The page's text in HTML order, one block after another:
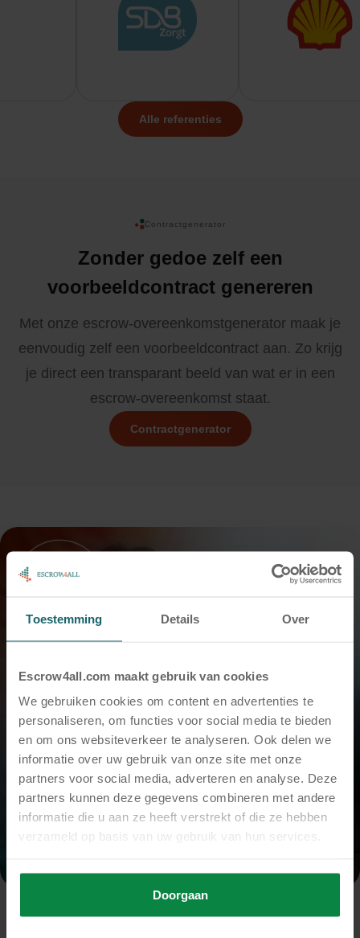
Toestemming Details Over
Escrow4all.com maakt gebruik van cookies
We gebruiken cookies om content en advertenties te
personaliseren, om functies voor social media te bieden
en om ons websiteverkeer te analyseren. Ook delen we
informatie over uw gebruik van onze site met onze
partners voor social media, adverteren en analyse. Deze
partners kunnen deze gegevens combineren met andere
informatie die u aan ze heeft verstrekt of die ze hebben
verzameld op basis van uw gebruik van hun services.
Doorgaan
Alle referenties
Contractgenerator
Zonder gedoe zelf een
voorbeeldcontract genereren
Met onze escrow-overeenkomstgenerator maak je
eenvoudig zelf een voorbeeldcontract aan. Zo krijg
je direct een transparant beeld van wat er in een
escrow-overeenkomst staat.
Contractgenerator